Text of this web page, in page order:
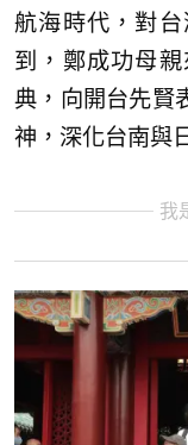
航海時代，對
到，鄭成功母
典，向開台先賢
神，深化台南與
我